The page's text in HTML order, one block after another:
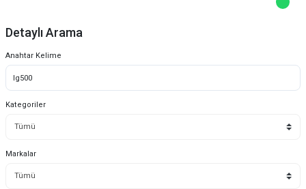
Detaylı Arama
Anahtar Kelime
Kategoriler
Markalar